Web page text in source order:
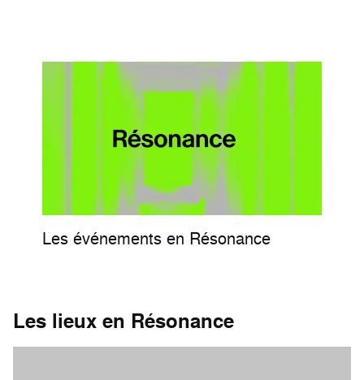
Les événements en Résonance
Les lieux en Résonance